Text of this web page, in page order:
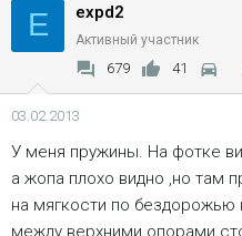
E expd2
Активный участник
679 41
03.02.2013
У меня пружины. На фотке
а жопа плохо видно ,но там
на мягкости по бездорожью
между верхними опорами